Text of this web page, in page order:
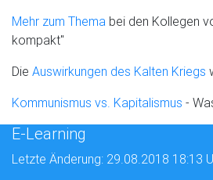
Mehr zum Thema bei den Kollegen
kompakt"
Die Auswirkungen des Kalten Kriegs
Kommunismus vs. Kapitalismus -
E-Learning
Letzte Änderung: 29.08.2018 18:13